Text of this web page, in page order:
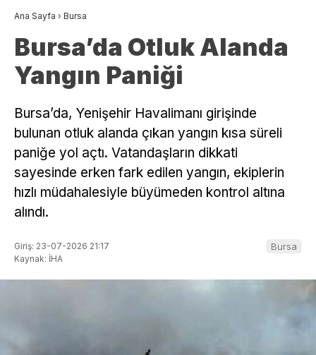
Ana Sayfa › Bursa
Bursa’da Otluk Alanda
Yangın Paniği
Bursa’da, Yenişehir Havalimanı girişinde
bulunan otluk alanda çıkan yangın kısa süreli
paniğe yol açtı. Vatandaşların dikkati
sayesinde erken fark edilen yangın, ekiplerin
hızlı müdahalesiyle büyümeden kontrol altına
alındı.
Giriş: 23-07-2026 21:17
Kaynak: İHA
Bursa